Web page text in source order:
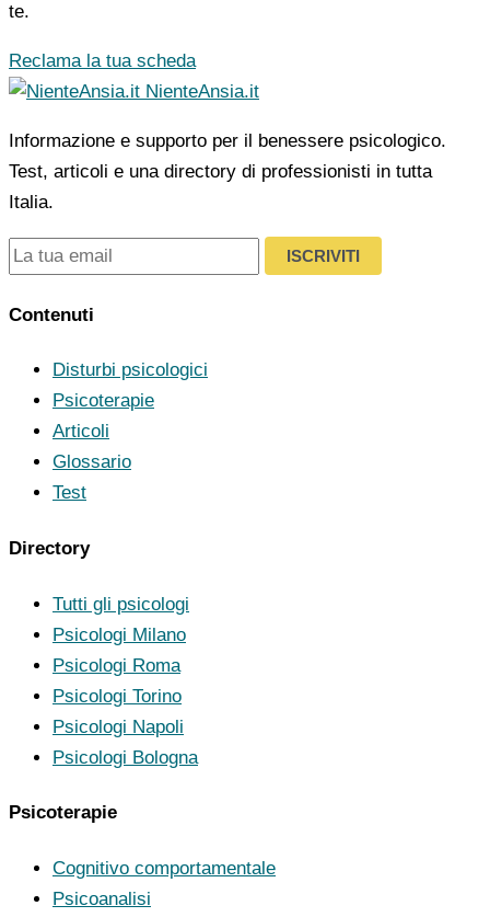
te.
Reclama la tua scheda
NienteAnsia.it
Informazione e supporto per il benessere psicologico.
Test, articoli e una directory di professionisti in tutta
Italia.
ISCRIVITI
Contenuti
Disturbi psicologici
Psicoterapie
Articoli
Glossario
Test
Directory
Tutti gli psicologi
Psicologi Milano
Psicologi Roma
Psicologi Torino
Psicologi Napoli
Psicologi Bologna
Psicoterapie
Cognitivo comportamentale
Psicoanalisi